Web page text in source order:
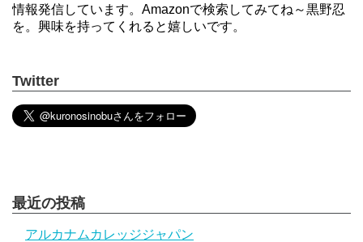
情報発信しています。Amazonで検索してみてね～黒野忍
を。興味を持ってくれると嬉しいです。
Twitter
最近の投稿
アルカナムカレッジジャパン